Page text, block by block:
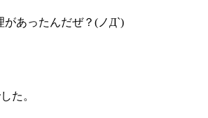
があったんだぜ？(ノД`)
た。